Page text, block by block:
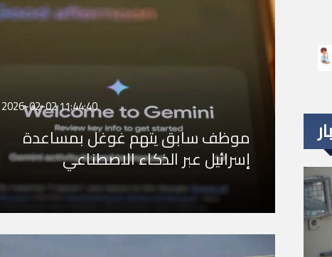
2026-02-02 11:44:40
موظف سابق يتهم غوغل بمساعدة
إسرائيل عبر الذكاء الاصطناعي